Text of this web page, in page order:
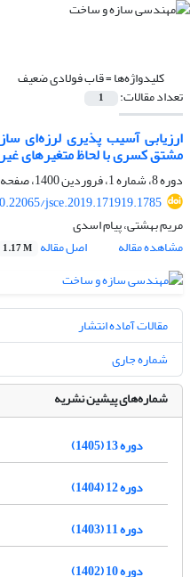
کلیدواژه‌ها =قاب فولادی ضعیف
تعداد مقالات: 1
ارزیابی آسیب پذیری لرزه‌ای
مشتق کسری با لحاظ متغیرهای
دوره 8، شماره 1، فروردین 1400، صفحه
jsce.2019.171919.1785
مریم بهشتی، پیام اسدی
مشاهده مقاله
اصل مقاله 1.17 M
مقالات آماده انتشار
شماره جاری
شماره‌های پیشین نشریه
دوره 13 (1405)
دوره 12 (1404)
دوره 11 (1403)
دوره 10 (1402)